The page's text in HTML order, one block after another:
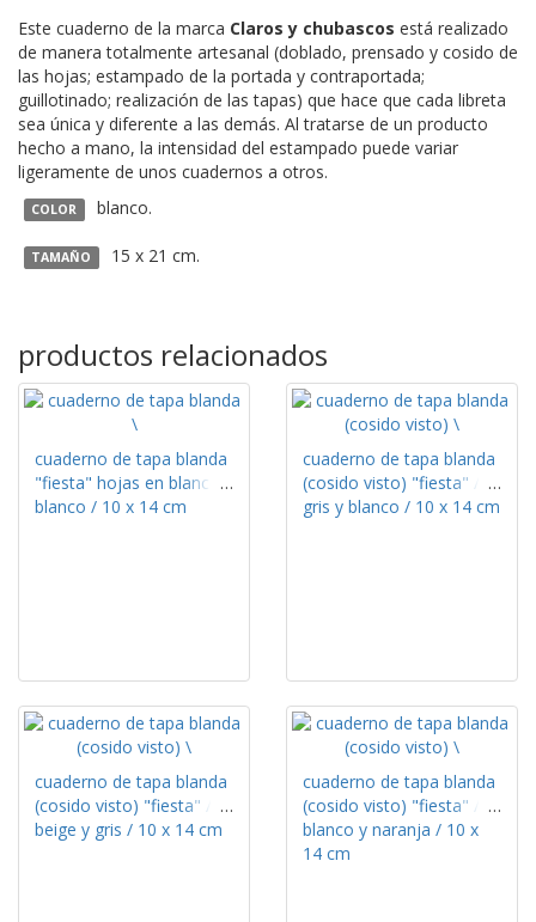
Este cuaderno de la marca Claros y chubascos está realizado
de manera totalmente artesanal (doblado, prensado y cosido de
las hojas; estampado de la portada y contraportada;
guillotinado; realización de las tapas) que hace que cada libreta
sea única y diferente a las demás. Al tratarse de un producto
hecho a mano, la intensidad del estampado puede variar
ligeramente de unos cuadernos a otros.
COLOR blanco.
TAMAÑO 15 x 21 cm.
productos relacionados
cuaderno de tapa blanda
"fiesta" hojas en blanco /
blanco / 10 x 14 cm
cuaderno de tapa blanda
(cosido visto) "fiesta" /
gris y blanco / 10 x 14 cm
cuaderno de tapa blanda
(cosido visto) "fiesta" /
beige y gris / 10 x 14 cm
cuaderno de tapa blanda
(cosido visto) "fiesta" /
blanco y naranja / 10 x
14 cm